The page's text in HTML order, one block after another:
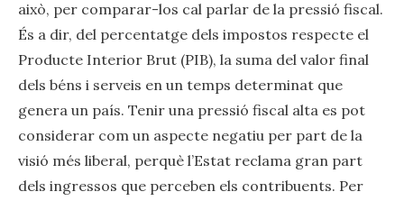
això, per comparar-los cal parlar de la pressió fiscal.
És a dir, del percentatge dels impostos respecte el
Producte Interior Brut (PIB), la suma del valor final
dels béns i serveis en un temps determinat que
genera un país. Tenir una pressió fiscal alta es pot
considerar com un aspecte negatiu per part de la
visió més liberal, perquè l’Estat reclama gran part
dels ingressos que perceben els contribuents. Per